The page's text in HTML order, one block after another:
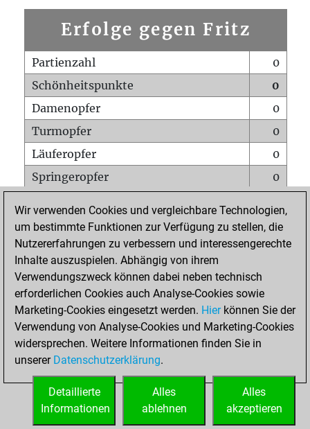
Erfolge gegen Fritz
Partienzahl
0
Schönheitspunkte
0
Damenopfer
0
Turmopfer
0
Läuferopfer
0
Springeropfer
0
Matt auf vollem Brett
0
Bauer setzt Matt
0
Erstickte Matts
Unterverwandlungen
Türme auf der siebten
0
STARTSEITE
Wir verwenden Cookies und vergleichbare Technologien,
um bestimmte Funktionen zur Verfügung zu stellen, die
Nutzererfahrungen zu verbessern und interessengerechte
Inhalte auszuspielen. Abhängig von ihrem
Verwendungszweck können dabei neben technisch
erforderlichen Cookies auch Analyse-Cookies sowie
Marketing-Cookies eingesetzt werden. Hierkönnen Sie der
Verwendung von Analyse-Cookies und Marketing-Cookies
widersprechen. Weitere Informationen finden Sie in
unserer Datenschutzerklärung.
Alles
akzeptieren
Alles
ablehnen
Detaillierte
Informationen